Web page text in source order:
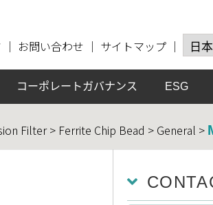
｜ お問い合わせ ｜ サイトマップ ｜
コーポレートガバナンス ESG
Filter > Ferrite Chip Bead > General >